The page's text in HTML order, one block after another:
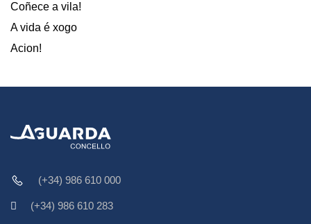
Coñece a vila!
A vida é xogo
Acion!
(+34) 986 610 000
(+34) 986 610 283